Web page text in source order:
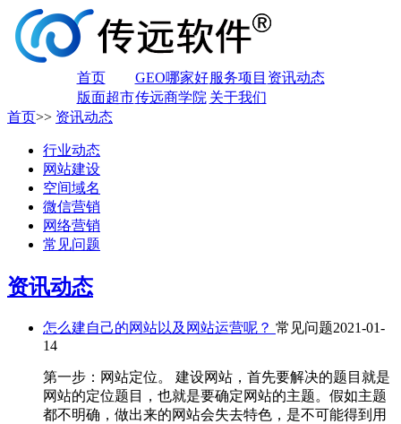
首页 GEO哪家好 服务项目 资讯动态
版面超市传远商学院 关于我们
首页>> 资讯动态
行业动态
网站建设
空间域名
微信营销
网络营销
常见问题
资讯动态
怎么建自己的网站以及网站运营呢？ 常见问题2021-01-
14
第一步：网站定位。 建设网站，首先要解决的题目就是
网站的定位题目，也就是要确定网站的主题。假如主题
都不明确，做出来的网站会失去特色，是不可能得到用